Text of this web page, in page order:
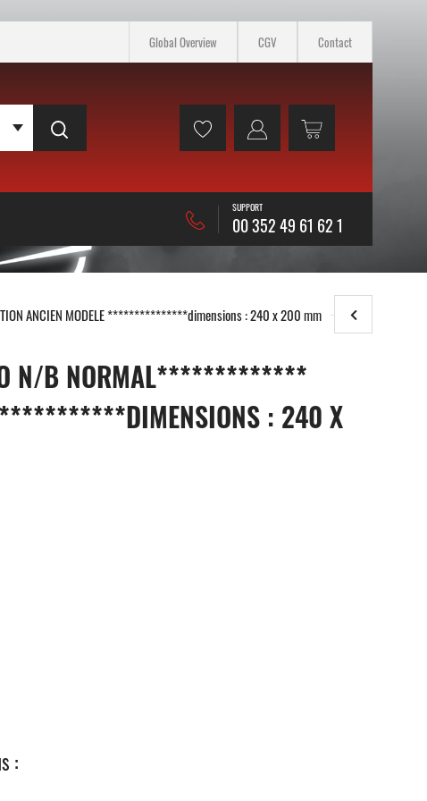
Global Overview CGV Contact
SUPPORT
00 352 49 61 62 1
ANCIEN MODELE ***************dimensions : 240 x 200 mm
N/B NORMAL*************
: 240 X
: